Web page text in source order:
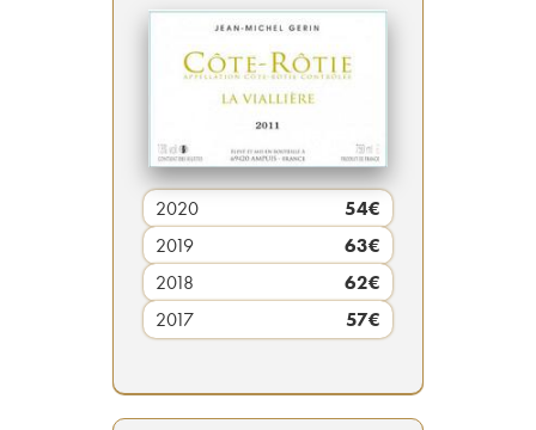
2020 54€
2019
63€
2018
62€
2017
57€